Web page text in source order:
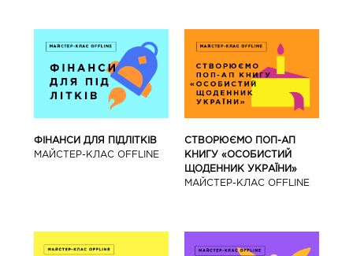
ФІНАНСИ ДЛЯ ПІДЛІТКІВ
МАЙCТЕР-КЛАС OFFLINE
СТВОРЮЄМО ПОП-АП
КНИГУ «ОСОБИСТИЙ
ЩОДЕННИК УКРАЇНИ»
МАЙCТЕР-КЛАС OFFLINE